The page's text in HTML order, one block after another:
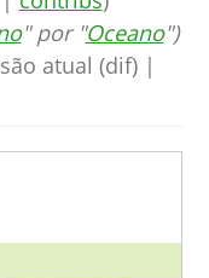
" por "Oceano")
atual (dif) |